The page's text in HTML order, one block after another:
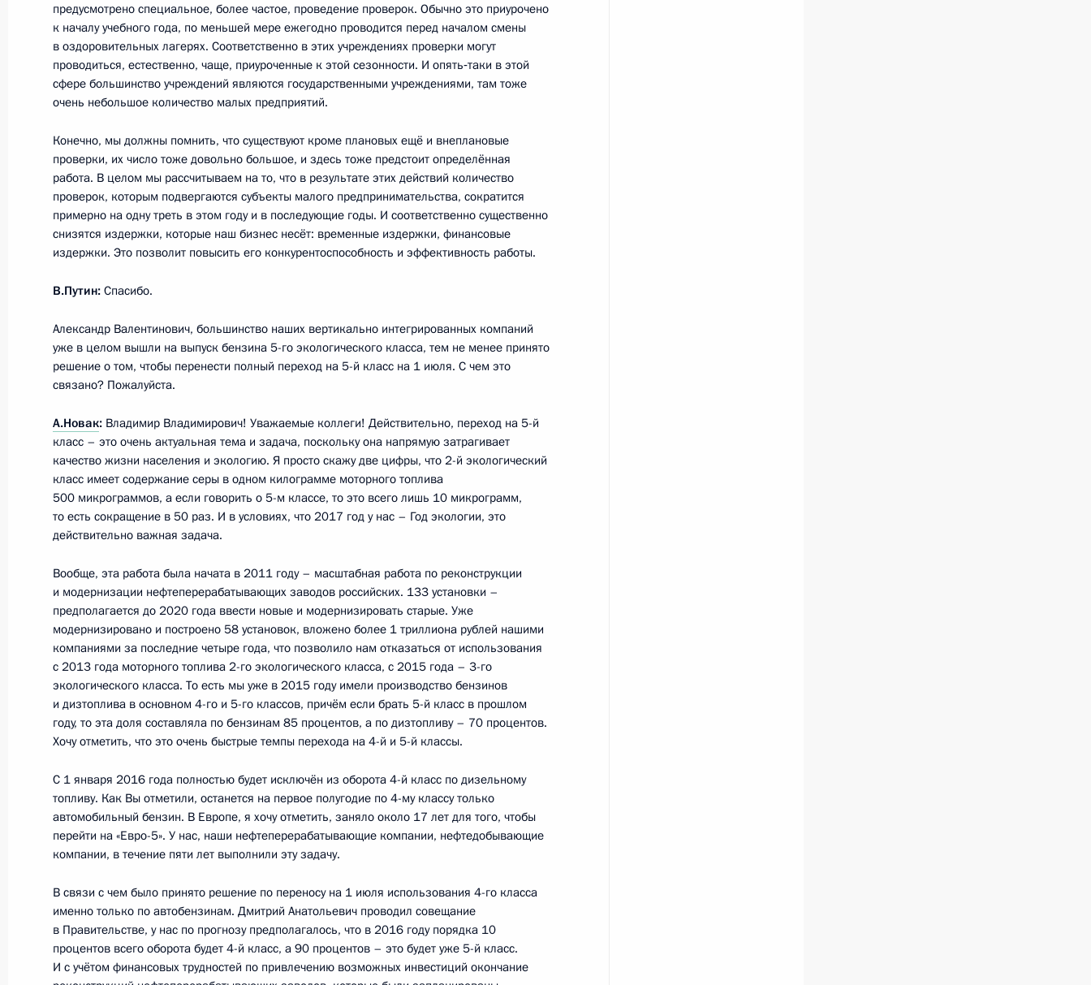
31 декабря 2015 года, четверг
Новогоднее обращение к гражданам России
30 декабря 2015 года, среда
Рабочая встреча с губернатором Белгородской области
Евгением Савченко
Рабочая встреча с губернатором Московской области Андреем
Воробьёвым
29 декабря 2015 года, вторник
Встреча с вице-премьером – полномочным представителем
Президента в ДФО Юрием Трутневым
Встреча с главой Торгово-промышленной палаты Сергеем
Катыриным
29 декабря 2015 года, 14:55 Москва, Кремль
29 декабря 2015 года, 13:45 Москва, Кремль
28 декабря 2015 года, понедельник
Рабочая встреча с президентом компании «Ростелеком» Сергеем
Калугиным
28 декабря 2015 года, 15:15 Московская область, Ново-Огарёво
предусмотрено специальное, более частое, проведение проверок. Обычно это приурочено
к началу учебного года, по меньшей мере ежегодно проводится перед началом смены
в оздоровительных лагерях. Соответственно в этих учреждениях проверки могут
проводиться, естественно, чаще, приуроченные к этой сезонности. И опять‑таки в этой
сфере большинство учреждений являются государственными учреждениями, там тоже
очень небольшое количество малых предприятий.
Конечно, мы должны помнить, что существуют кроме плановых ещё и внеплановые
проверки, их число тоже довольно большое, и здесь тоже предстоит определённая
работа. В целом мы рассчитываем на то, что в результате этих действий количество
проверок, которым подвергаются субъекты малого предпринимательства, сократится
примерно на одну треть в этом году и в последующие годы. И соответственно существенно
снизятся издержки, которые наш бизнес несёт: временные издержки, финансовые
издержки. Это позволит повысить его конкурентоспособность и эффективность работы.
В.Путин: Спасибо.
Александр Валентинович, большинство наших вертикально интегрированных компаний
уже в целом вышли на выпуск бензина 5-го экологического класса, тем не менее принято
решение о том, чтобы перенести полный переход на 5-й класс на 1 июля. С чем это
связано? Пожалуйста.
А.Новак: Владимир Владимирович! Уважаемые коллеги! Действительно, переход на 5-й
класс – это очень актуальная тема и задача, поскольку она напрямую затрагивает
качество жизни населения и экологию. Я просто скажу две цифры, что 2-й экологический
класс имеет содержание серы в одном килограмме моторного топлива
500 микрограммов, а если говорить о 5-м классе, то это всего лишь 10 микрограмм,
то есть сокращение в 50 раз. И в условиях, что 2017 год у нас – Год экологии, это
действительно важная задача.
Вообще, эта работа была начата в 2011 году – масштабная работа по реконструкции
и модернизации нефтеперерабатывающих заводов российских. 133 установки –
предполагается до 2020 года ввести новые и модернизировать старые. Уже
модернизировано и построено 58 установок, вложено более 1 триллиона рублей нашими
компаниями за последние четыре года, что позволило нам отказаться от использования
с 2013 года моторного топлива 2-го экологического класса, с 2015 года – 3-го
экологического класса. То есть мы уже в 2015 году имели производство бензинов
и дизтоплива в основном 4-го и 5-го классов, причём если брать 5-й класс в прошлом
году, то эта доля составляла по бензинам 85 процентов, а по дизтопливу – 70 процентов.
Хочу отметить, что это очень быстрые темпы перехода на 4-й и 5-й классы.
С 1 января 2016 года полностью будет исключён из оборота 4-й класс по дизельному
топливу. Как Вы отметили, останется на первое полугодие по 4-му классу только
автомобильный бензин. В Европе, я хочу отметить, заняло около 17 лет для того, чтобы
перейти на «Евро-5». У нас, наши нефтеперерабатывающие компании, нефтедобывающие
компании, в течение пяти лет выполнили эту задачу.
В связи с чем было принято решение по переносу на 1 июля использования 4-го класса
именно только по автобензинам. Дмитрий Анатольевич проводил совещание
в Правительстве, у нас по прогнозу предполагалось, что в 2016 году порядка 10
процентов всего оборота будет 4-й класс, а 90 процентов – это будет уже 5-й класс.
И с учётом финансовых трудностей по привлечению возможных инвестиций окончание